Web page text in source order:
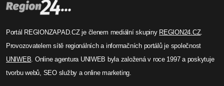
Portál REGIONZAPAD.CZ je členem mediální skupiny REGION24.CZ.
Provozovatelem sítě regionálních a informačních portálů je společnost
UNIWEB . Online agentura UNIWEB byla založená v roce 1997 a poskytuje
tvorbu webů, SEO služby a online marketing.